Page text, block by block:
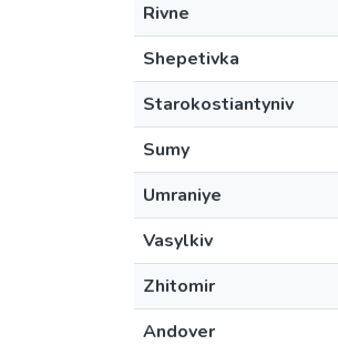
Rivne
Shepetivka
Starokostiantyniv
Sumy
Umraniye
Vasylkiv
Zhitomir
Andover